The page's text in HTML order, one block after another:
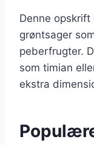
Denne
grøntsager
peberfrugter.
som timian
ekstra